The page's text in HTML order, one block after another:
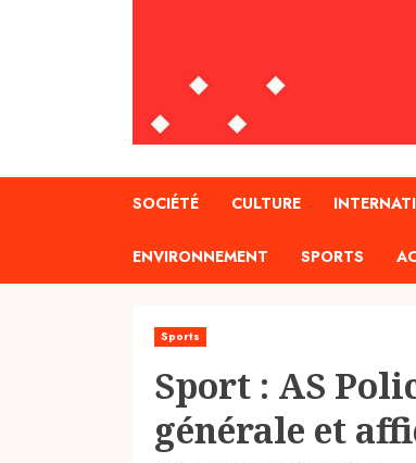
SOCIÉTÉ CULTURE
ENVIRONNEMENT SPORTS
Sports
Sport : AS
générale et